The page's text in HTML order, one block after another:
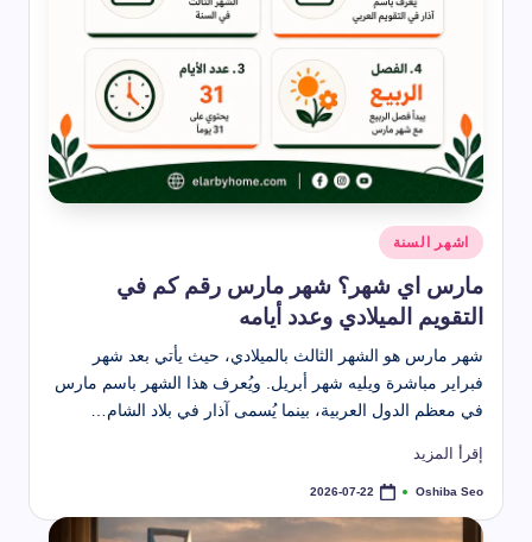
نُشر
في
اشهر السنة
مارس اي شهر؟ شهر مارس رقم كم في
التقويم الميلادي وعدد أيامه
شهر مارس هو الشهر الثالث بالميلادي، حيث يأتي بعد شهر
فبراير مباشرة ويليه شهر أبريل. ويُعرف هذا الشهر باسم مارس
في معظم الدول العربية، بينما يُسمى آذار في بلاد الشام…
إقرأ المزيد
تمّ
بواسطة
Oshiba Seo
2026-07-22